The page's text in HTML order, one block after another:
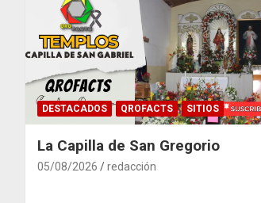
DESTACADOS QROFACTS SITIOS
La Capilla de San Gregorio
05/08/2026 redacción